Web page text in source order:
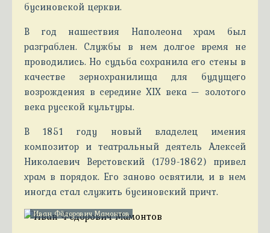
бусиновской церкви.
В год нашествия Наполеона храм был
разграблен. Службы в нем долгое время не
проводились. Но судьба сохранила его стены в
качестве зернохранилища для будущего
возрождения в середине XIX века — золотого
века русской культуры.
В 1851 году новый владелец имения
композитор и театральный деятель Алексей
Николаевич Верстовский (1799-1862) привел
храм в порядок. Его заново освятили, и в нем
иногда стал служить бусиновский причт.
Иван Фёдорович Мамонтов